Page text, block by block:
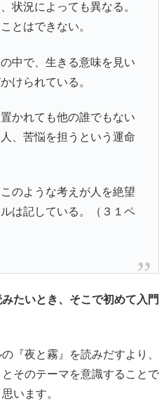
状況によっても異なる。
とはできない。
中で、生きる意味を見い
けられている。
かれても他の誰でもない
、苦悩を担うという運命
のような考えが人を絶望
は記している。（３１ペ
たいとき、そこで初めて入門
『夜と霧』を読みだすより、
そのテーマを意識することで
います。